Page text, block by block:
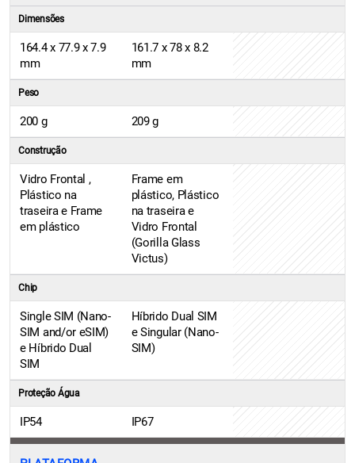
Dimensões
164.4 x 77.9 x 7.9
mm
161.7 x 78 x 8.2
mm
Peso
200 g 209 g
Construção
Vidro Frontal ,
Plástico na
traseira e Frame
em plástico
Frame em
plástico, Plástico
na traseira e
Vidro Frontal
(Gorilla Glass
Victus)
Chip
Single SIM (Nano-
SIM and/or eSIM)
e Híbrido Dual
SIM
Híbrido Dual SIM
e Singular (Nano-
SIM)
Proteção Água
IP54 IP67